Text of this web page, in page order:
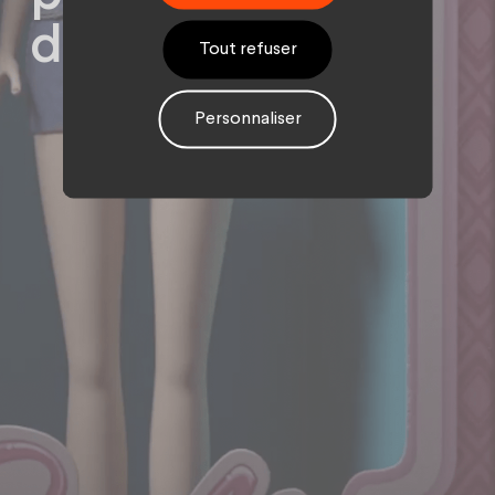
d’Action Aid.
Tout refuser
Personnaliser